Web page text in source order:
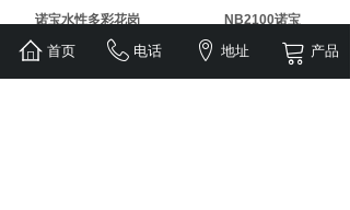
诺宝水性多彩花岗 NB2100诺宝
首页 电话 地址 产品